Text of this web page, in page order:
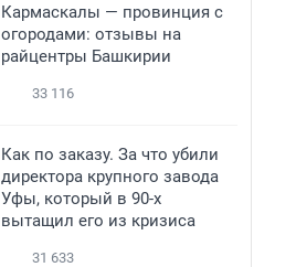
Кармаскалы — провинция с
огородами: отзывы на
райцентры Башкирии
33 116
Как по заказу. За что убили
директора крупного завода
Уфы, который в 90-х
вытащил его из кризиса
31 633